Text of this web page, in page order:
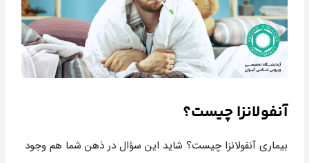
آنفولانزا چيست؟
بیماری آنفولانزا چیست؟ شاید این سؤال در ذهن شما هم وجود